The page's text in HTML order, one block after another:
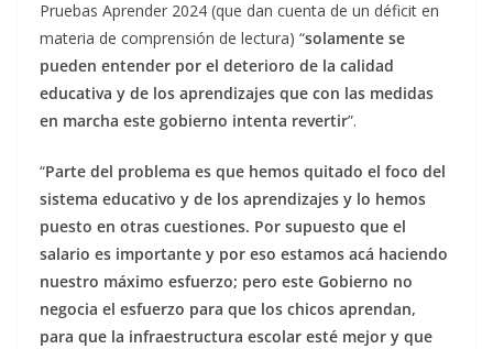
Pruebas Aprender 2024 (que dan cuenta de un déficit en
materia de comprensión de lectura) “solamente se
pueden entender por el deterioro de la calidad
educativa y de los aprendizajes que con las medidas
en marcha este gobierno intenta revertir”.
“Parte del problema es que hemos quitado el foco del
sistema educativo y de los aprendizajes y lo hemos
puesto en otras cuestiones. Por supuesto que el
salario es importante y por eso estamos acá haciendo
nuestro máximo esfuerzo; pero este Gobierno no
negocia el esfuerzo para que los chicos aprendan,
para que la infraestructura escolar esté mejor y que